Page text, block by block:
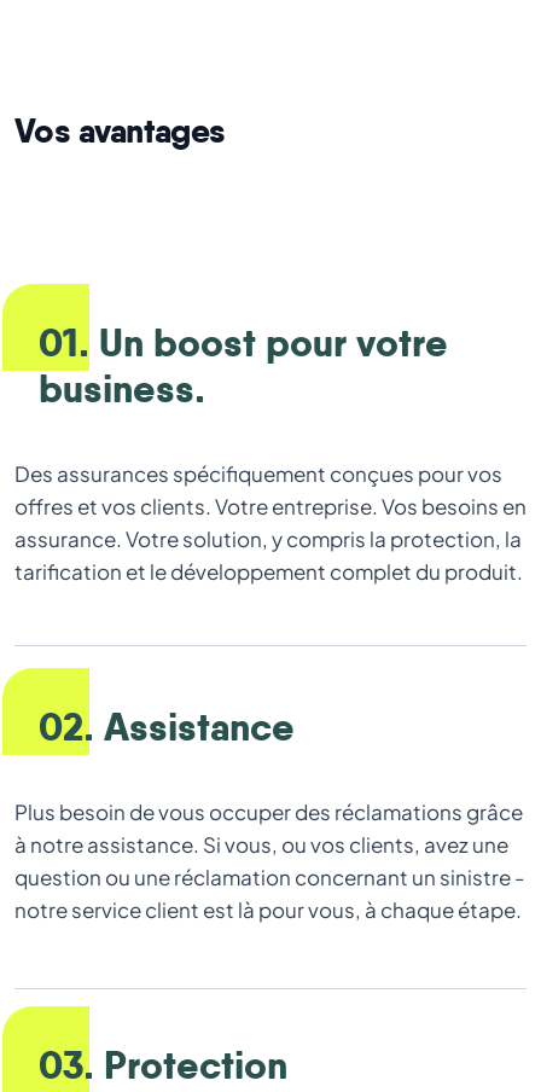
Vos avantages
01. Un boost pour votre
business.
Des assurances spécifiquement conçues pour vos
offres et vos clients. Votre entreprise. Vos besoins en
assurance. Votre solution, y compris la protection, la
tarification et le développement complet du produit.
02. Assistance
Plus besoin de vous occuper des réclamations grâce
à notre assistance. Si vous, ou vos clients, avez une
question ou une réclamation concernant un sinistre -
notre service client est là pour vous, à chaque étape.
03. Protection